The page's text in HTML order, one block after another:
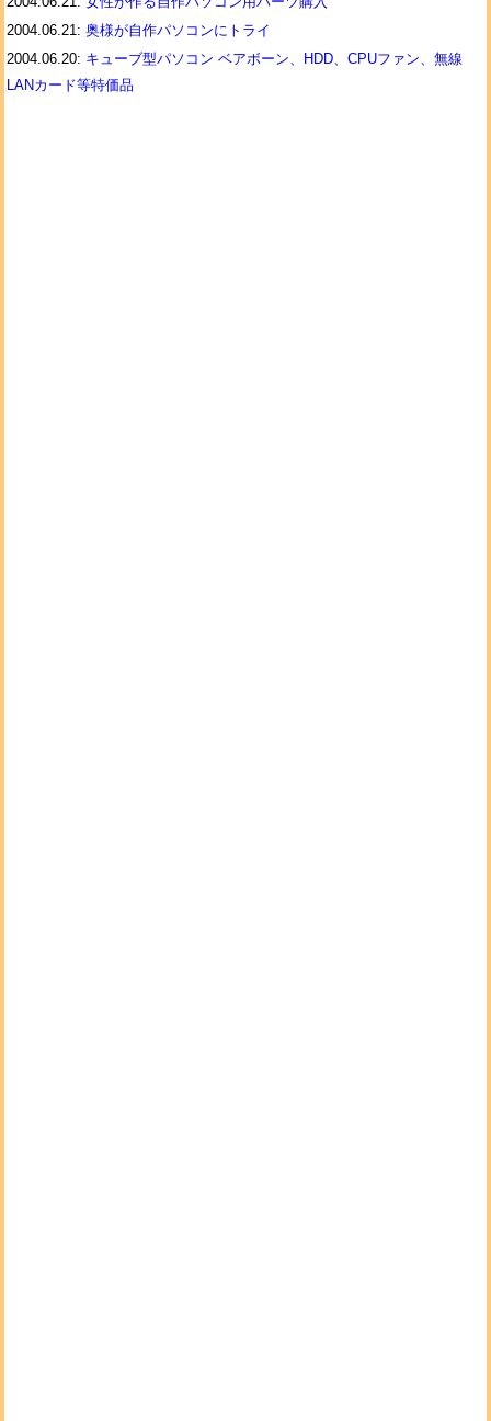
2004.06.21: 奥様が自作パソコンにトライ
2004.06.20: キューブ型パソコン ベアボーン、HDD、CPUファン、無線
LANカード等特価品